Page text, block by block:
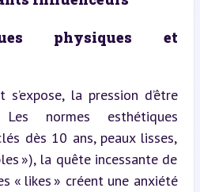
physiques et
s’expose, la pression d’être
Les normes esthétiques
dès 10 ans, peaux lisses,
»), la quête incessante de
« likes » créent une anxiété